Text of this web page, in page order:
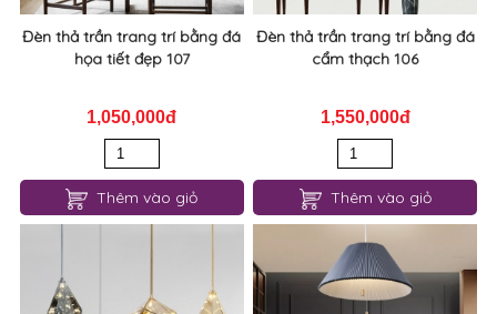
Đèn thả trần trang trí bằng đá
họa tiết đẹp 107
1,050,000đ
Thêm vào giỏ
Đèn thả trần trang trí bằng đá
cẩm thạch 106
1,550,000đ
Thêm vào giỏ